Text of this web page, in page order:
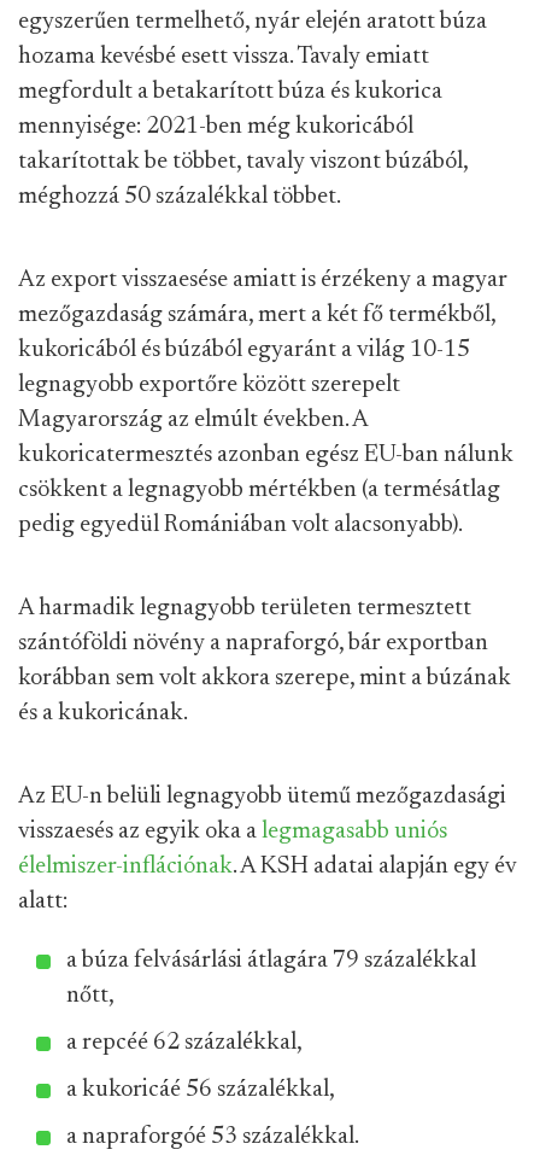
egyszerűen termelhető, nyár elején aratott búza
hozama kevésbé esett vissza. Tavaly emiatt
megfordult a betakarított búza és kukorica
mennyisége: 2021-ben még kukoricából
takarítottak be többet, tavaly viszont búzából,
méghozzá 50 százalékkal többet.
Az export visszaesése amiatt is érzékeny a magyar
mezőgazdaság számára, mert a két fő termékből,
kukoricából és búzából egyaránt a világ 10-15
legnagyobb exportőre között szerepelt
Magyarország az elmúlt években. A
kukoricatermesztés azonban egész EU-ban nálunk
csökkent a legnagyobb mértékben (a termésátlag
pedig egyedül Romániában volt alacsonyabb).
A harmadik legnagyobb területen termesztett
szántóföldi növény a napraforgó, bár exportban
korábban sem volt akkora szerepe, mint a búzának
és a kukoricának.
Az EU-n belüli legnagyobb ütemű mezőgazdasági
visszaesés az egyik oka a legmagasabb uniós
élelmiszer-inflációnak. A KSH adatai alapján egy év
alatt:
a búza felvásárlási átlagára 79 százalékkal
nőtt,
a repcéé 62 százalékkal,
a kukoricáé 56 százalékkal,
a napraforgóé 53 százalékkal.